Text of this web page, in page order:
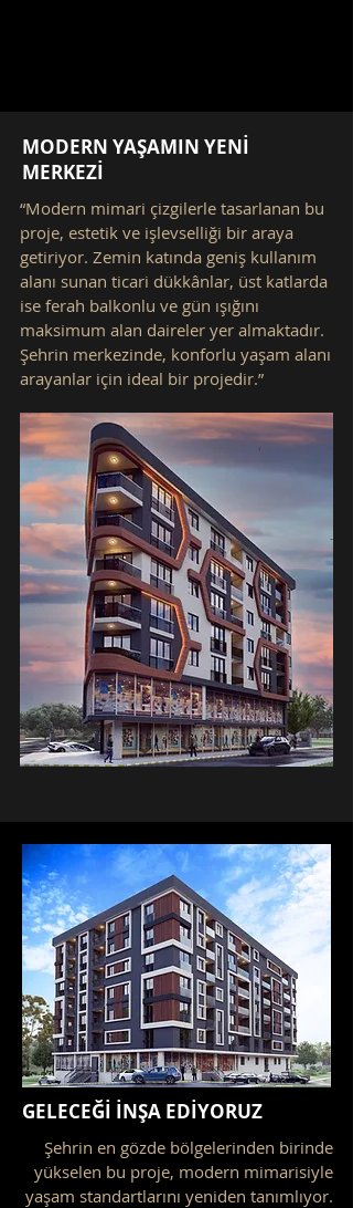
MODERN YAŞAMIN YENİ
MERKEZİ
“Modern mimari çizgilerle tasarlanan bu
proje, estetik ve işlevselliği bir araya
getiriyor. Zemin katında geniş kullanım
alanı sunan ticari dükkânlar, üst katlarda
ise ferah balkonlu ve gün ışığını
maksimum alan daireler yer almaktadır.
Şehrin merkezinde, konforlu yaşam alanı
arayanlar için ideal bir projedir.”
GELECEĞİ İNŞA EDİYORUZ
Şehrin en gözde bölgelerinden birinde
yükselen bu proje, modern mimarisiyle
yaşam standartlarını yeniden tanımlıyor.